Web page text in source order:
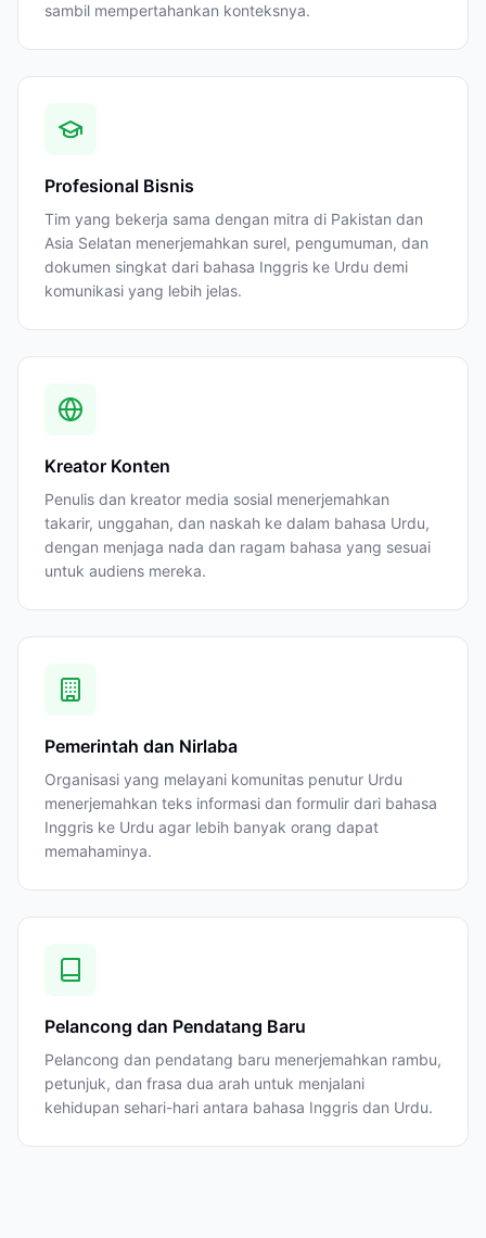
sambil mempertahankan konteksnya.
Profesional Bisnis
Tim yang bekerja sama dengan mitra di Pakistan dan
Asia Selatan menerjemahkan surel, pengumuman, dan
dokumen singkat dari bahasa Inggris ke Urdu demi
komunikasi yang lebih jelas.
Kreator Konten
Penulis dan kreator media sosial menerjemahkan
takarir, unggahan, dan naskah ke dalam bahasa Urdu,
dengan menjaga nada dan ragam bahasa yang sesuai
untuk audiens mereka.
Pemerintah dan Nirlaba
Organisasi yang melayani komunitas penutur Urdu
menerjemahkan teks informasi dan formulir dari bahasa
Inggris ke Urdu agar lebih banyak orang dapat
memahaminya.
Pelancong dan Pendatang Baru
Pelancong dan pendatang baru menerjemahkan rambu,
petunjuk, dan frasa dua arah untuk menjalani
kehidupan sehari-hari antara bahasa Inggris dan Urdu.